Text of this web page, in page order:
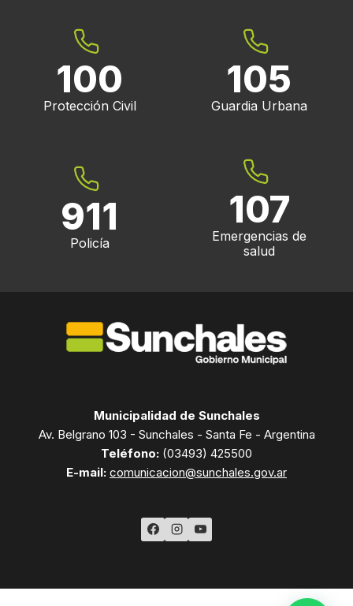
100
Protección Civil
105
Guardia Urbana
911
Policía
107
Emergencias de
salud
Municipalidad de Sunchales
Av. Belgrano 103 - Sunchales - Santa Fe - Argentina
Teléfono: (03493) 425500
E-mail: comunicacion@sunchales.gov.ar